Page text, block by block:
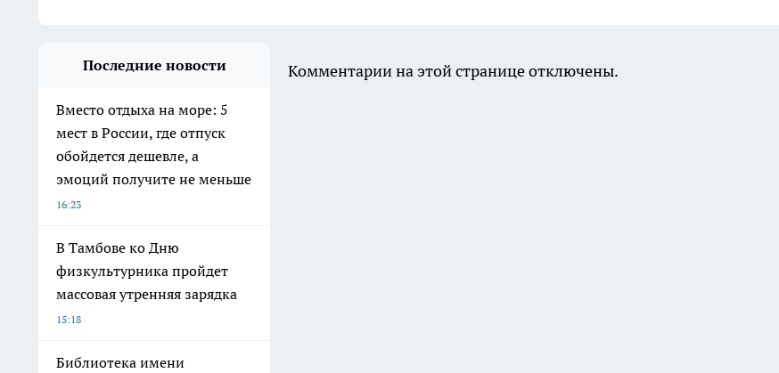
Последние новости
Вместо отдыха на море: 5
мест в России, где отпуск
обойдется дешевле, а
эмоций получите не меньше
16:23
В Тамбове ко Дню
физкультурника пройдет
массовая утренняя зарядка
15:18
Библиотека имени
Комментарии на этой странице отключены.